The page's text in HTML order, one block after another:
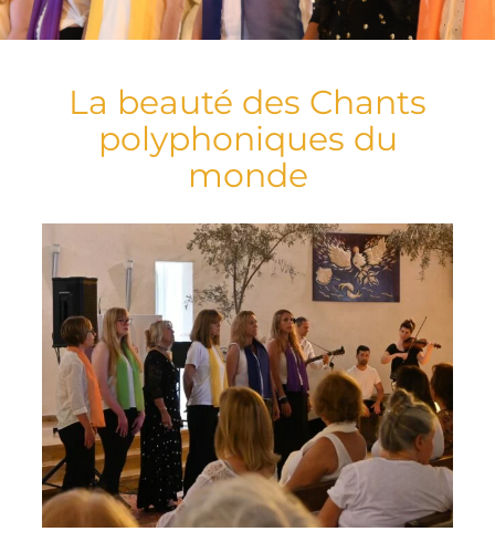
La beauté des Chants
polyphoniques du
monde